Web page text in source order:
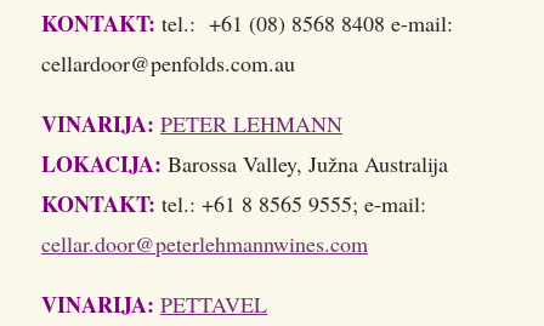
KONTAKT: tel.: +61 (08) 8568 8408 e-mail:
cellardoor@penfolds.com.au
VINARIJA: PETER LEHMANN
LOKACIJA: Barossa Valley, Južna Australija
KONTAKT: tel.: +61 8 8565 9555; e-mail:
cellar.door@peterlehmannwines.com
VINARIJA: PETTAVEL